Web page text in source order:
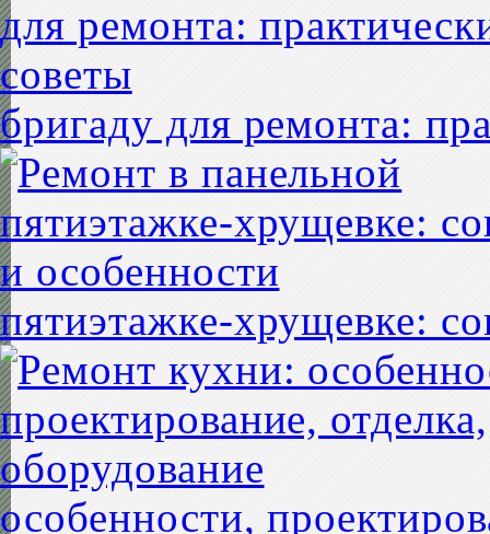
бригаду для ремонта:
пятиэтажке-хрущевке:
особенности,